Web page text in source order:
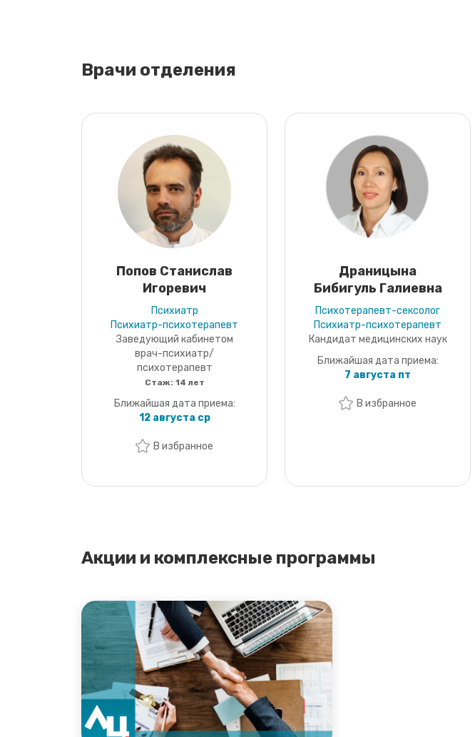
Врачи отделения
Попов Станислав
Игоревич
Психиатр
Психиатр-психотерапевт
Заведующий кабинетом
врач-психиатр/
психотерапевт
Стаж: 14 лет
Ближайшая дата приема:
12 августа ср
В избранное
Драницына
Бибигуль Галиевна
Психотерапевт-сексолог
Психиатр-психотерапевт
Кандидат медицинских наук
Ближайшая дата приема:
7 августа пт
В избранное
Акции и комплексные программы